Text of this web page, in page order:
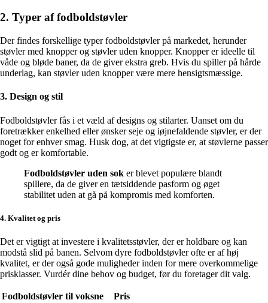
2. Typer af fodboldstøvler
Der findes forskellige typer fodboldstøvler på markedet, herunder
støvler med knopper og støvler uden knopper. Knopper er ideelle til
våde og bløde baner, da de giver ekstra greb. Hvis du spiller på hårde
underlag, kan støvler uden knopper være mere hensigtsmæssige.
3. Design og stil
Fodboldstøvler fås i et væld af designs og stilarter. Uanset om du
foretrækker enkelhed eller ønsker seje og iøjnefaldende støvler, er der
noget for enhver smag. Husk dog, at det vigtigste er, at støvlerne passer
godt og er komfortable.
Fodboldstøvler uden sok er blevet populære blandt
spillere, da de giver en tætsiddende pasform og øget
stabilitet uden at gå på kompromis med komforten.
4. Kvalitet og pris
Det er vigtigt at investere i kvalitetsstøvler, der er holdbare og kan
modstå slid på banen. Selvom dyre fodboldstøvler ofte er af høj
kvalitet, er der også gode muligheder inden for mere overkommelige
prisklasser. Vurdér dine behov og budget, før du foretager dit valg.
Fodboldstøvler til voksne
Pris